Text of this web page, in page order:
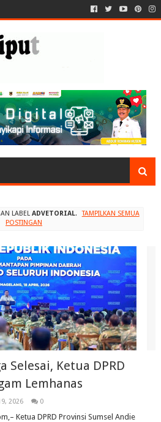
LABELADVETORIAL.
TAMPILKAN SEMUA
POSTINGAN
Selesai, Ketua DPRD
Lemhanas
2026 0
Ketua DPRD Provinsi Sumsel Andie